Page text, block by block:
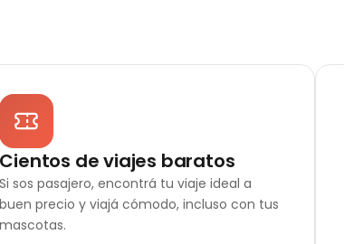
Cientos de viajes baratos
Si sos pasajero, encontrá tu viaje ideal a
buen precio y viajá cómodo, incluso con tus
mascotas.